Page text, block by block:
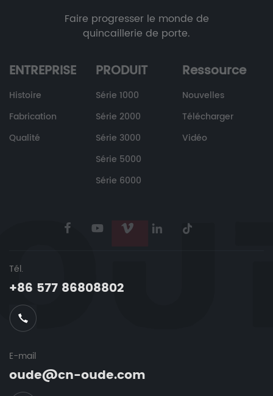
Faire progresser le monde de
quincaillerie de porte.
ENTREPRISE
Histoire
Fabrication
Qualité
PRODUIT
Série 1000
Série 2000
Série 3000
Série 5000
Série 6000
Ressource
Nouvelles
Télécharger
Vidéo
Tél.
+86 577 86808802
E-mail
oude@cn-oude.com